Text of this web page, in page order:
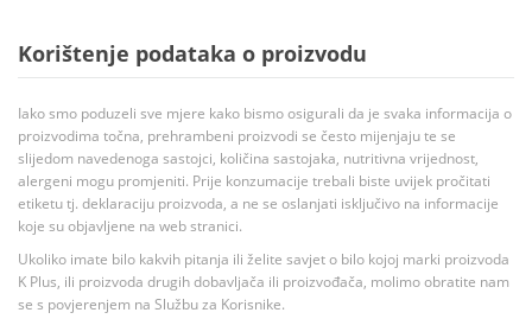
Korištenje podataka o proizvodu
Iako smo poduzeli sve mjere kako bismo osigurali da je svaka informacija o
proizvodima točna, prehrambeni proizvodi se često mijenjaju te se
slijedom navedenoga sastojci, količina sastojaka, nutritivna vrijednost,
alergeni mogu promjeniti. Prije konzumacije trebali biste uvijek pročitati
etiketu tj. deklaraciju proizvoda, a ne se oslanjati isključivo na informacije
koje su objavljene na web stranici.
Ukoliko imate bilo kakvih pitanja ili želite savjet o bilo kojoj marki proizvoda
K Plus, ili proizvoda drugih dobavljača ili proizvođača, molimo obratite nam
se s povjerenjem na Službu za Korisnike.